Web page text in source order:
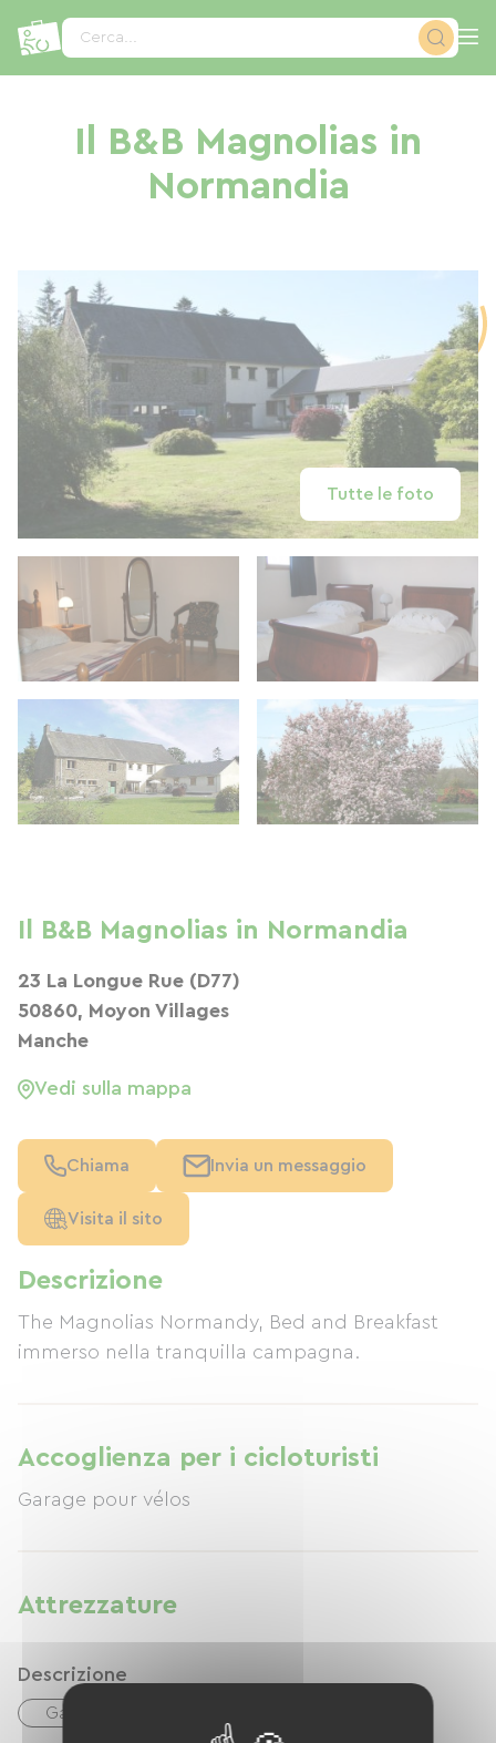
Cerca...
Il B&B Magnolias in
Normandia
Tutte le foto
Descrizione
The Magnolias Normandy, Bed and Breakfast
immerso nella tranquilla campagna.
Accoglienza per i cicloturisti
Garage pour vélos
Attrezzature
Descrizione
Garage
Il B&B Magnolias in Normandia
23 La Longue Rue (D77)
50860, Moyon Villages
Manche
Vedi sulla mappa
Chiama Invia un messaggio
Visita il sito
Pannello di gestione dei cookies